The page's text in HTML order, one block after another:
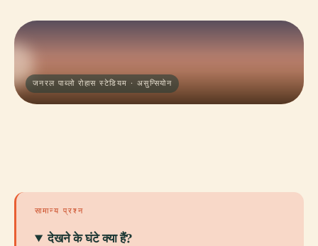
जनरल पाब्लो रोहास स्टेडियम · असुन्सियोन
सामान्य प्रश्न
देखने के घंटे क्या हैं?